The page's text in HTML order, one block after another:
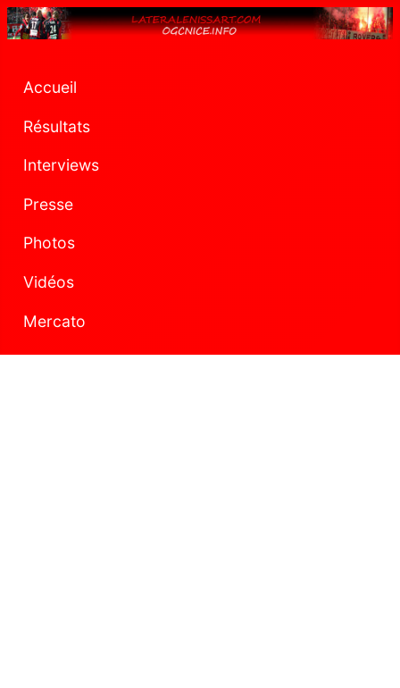
Accueil
Résultats
Interviews
Presse
Photos
Vidéos
Mercato